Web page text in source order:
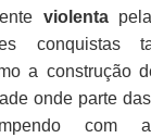
violentapela
conquistas
a construção
onde parte